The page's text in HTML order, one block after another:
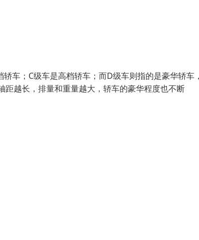
车；C级车是高档轿车；而D级车则指的是豪华轿车
越长，排量和重量越大，轿车的豪华程度也不断